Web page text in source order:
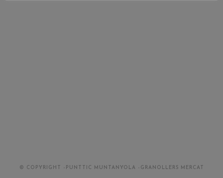
© COPYRIGHT -PUNTTIC MUNTANYOLA -GRANOLLERS MERCAT